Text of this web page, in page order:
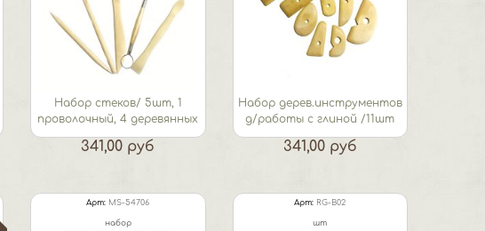
Набор стеков/ 5шт, 1
проволочный, 4 деревянных
341,00 руб
Набор дерев.инструментов
д/работы с глиной /11шт
341,00 руб
Арт: MS-54706
набор
Арт: RG-B02
шт